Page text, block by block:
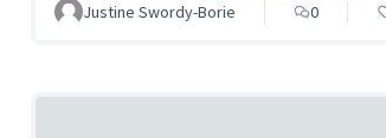
Justine Swordy-Borie
0